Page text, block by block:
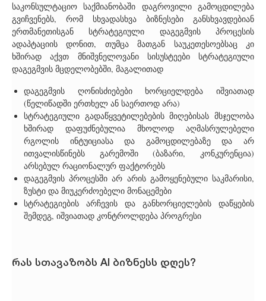
საკონსულტაციო საქმიანობაში დაგროვილი გამოცდილება
გვიჩვენებს, რომ სხვადასხვა ბიზნესები განსხვავდებიან
ერთმანეთისგან სტრატეგიული დაგეგმვის პროცესის
ადაპტაციის დონით, თუმცა მათგან საუკეთესოებსაც კი
ხშირად აქვთ მნიშვნელოვანი სისუსტეები სტრატეგიული
დაგეგმვის მცდელობებში, მაგალითად
დაგეგმვის ღონისძიებები ხორციელდება იშვიათად
(წელიწადში ერთხელ ან საერთოდ არა)
სტრატეგიული გადაწყვეტილებების მიღებისას მსჯელობა
ხშირად დაფუძნებულია მხოლოდ აღმასრულებელი
რგოლის ინტუიციასა და გამოცდილებაზე და არ
ითვალისწინებს გარემოში (ბაზარი, კონკურენცია)
არსებულ რაციონალურ ფაქტორებს
დაგეგმვის პროცესში არ არის გამოყენებული საკმარისი,
ზუსტი და მიუკერძოებელი მონაცემები
სტრატეგიების არჩევის და განხორციელების დაწყების
შემდეგ, იშვიათად კონტროლდება პროგრესი
რას სთავაზობს AI ბიზნესს დღეს?